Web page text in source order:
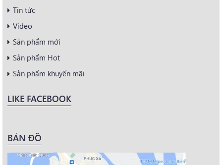
Tin tức
Video
Sản phẩm mới
Sản phẩm Hot
Sản phẩm khuyến mãi
LIKE FACEBOOK
BẢN ĐỒ